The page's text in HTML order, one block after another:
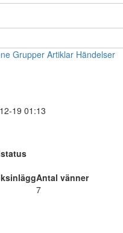
Grupper Artiklar Händelser
19 01:13
Antal vänner
7